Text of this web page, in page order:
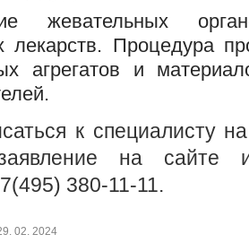
жевательных
лекарств. Процедура
агрегатов и
к специалисту
на сайте
380-11-11.
02. 2024